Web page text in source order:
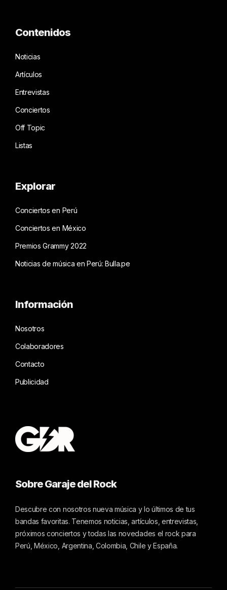
Contenidos
Noticias
Artículos
Entrevistas
Conciertos
Off Topic
Listas
Explorar
Conciertos en Perú
Conciertos en México
Premios Grammy 2022
Noticias de música en Perú: Bulla.pe
Información
Nosotros
Colaboradores
Contacto
Publicidad
Sobre Garaje del Rock
Descubre con nosotros nueva música y lo últimos de tus
bandas favoritas. Tenemos noticias, artículos, entrevistas,
próximos conciertos y todas las novedades el rock para
Perú, México, Argentina, Colombia, Chile y España.